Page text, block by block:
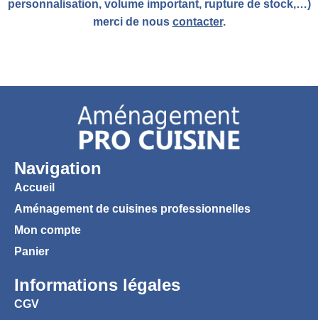
personnalisation, volume important, rupture de stock,…)
merci de nous contacter.
Navigation
Accueil
Aménagement de cuisines professionnelles
Mon compte
Panier
Informations légales
CGV